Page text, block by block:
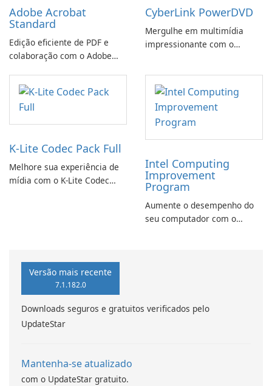
Adobe Acrobat
Standard
Edição eficiente de PDF e
colaboração com o Adobe
CyberLink PowerDVD
Mergulhe em multimídia
impressionante com o
K-Lite Codec Pack Full
Melhore sua experiência de
mídia com o K-Lite Codec
Intel Computing
Improvement
Program
Aumente o desempenho do
seu computador com o
Versão mais recente
7.1.182.0
Downloads seguros e gratuitos verificados pelo
UpdateStar
Mantenha-se atualizado
com o UpdateStar gratuito.